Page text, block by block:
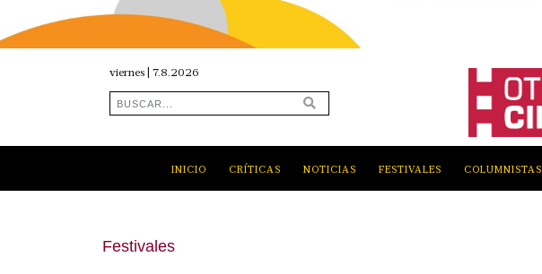
viernes | 7.8.2026
INICIO CRÍTICAS NOTICIAS FESTIVALES COLUMNISTAS
Festivales